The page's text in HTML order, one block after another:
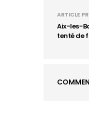
ARTICLE
Aix-les-
tenté de